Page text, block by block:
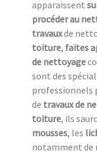
apparaissent
procéder au
travauxde
toiture, faites
de nettoyage
sont des
professionnels
de travaux de
toiture, ils
mousses, les
notamment de